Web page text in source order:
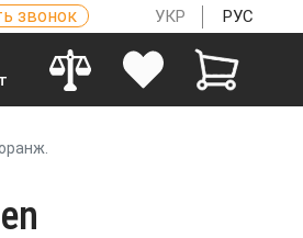
звонок УКР РУС